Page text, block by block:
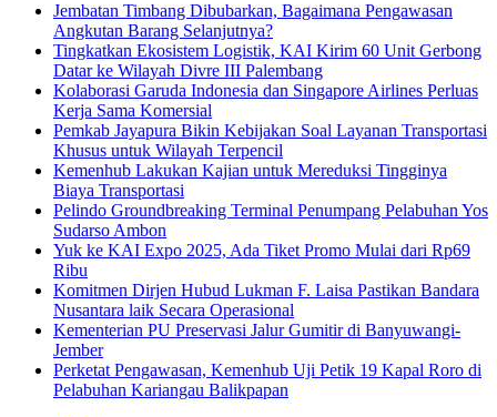
Jembatan Timbang Dibubarkan, Bagaimana Pengawasan
Angkutan Barang Selanjutnya?
Tingkatkan Ekosistem Logistik, KAI Kirim 60 Unit Gerbong
Datar ke Wilayah Divre III Palembang
Kolaborasi Garuda Indonesia dan Singapore Airlines Perluas
Kerja Sama Komersial
Pemkab Jayapura Bikin Kebijakan Soal Layanan Transportasi
Khusus untuk Wilayah Terpencil
Kemenhub Lakukan Kajian untuk Mereduksi Tingginya
Biaya Transportasi
Pelindo Groundbreaking Terminal Penumpang Pelabuhan Yos
Sudarso Ambon
Yuk ke KAI Expo 2025, Ada Tiket Promo Mulai dari Rp69
Ribu
Komitmen Dirjen Hubud Lukman F. Laisa Pastikan Bandara
Nusantara laik Secara Operasional
Kementerian PU Preservasi Jalur Gumitir di Banyuwangi-
Jember
Perketat Pengawasan, Kemenhub Uji Petik 19 Kapal Roro di
Pelabuhan Kariangau Balikpapan